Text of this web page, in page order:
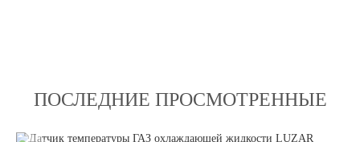
ПОСЛЕДНИЕ ПРОСМОТРЕННЫЕ